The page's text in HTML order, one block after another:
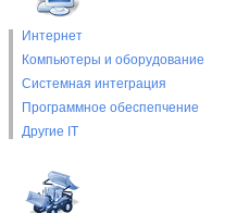
Интернет
Компьютеры и оборудование
Системная интеграция
Программное обеспепчение
Другие IT